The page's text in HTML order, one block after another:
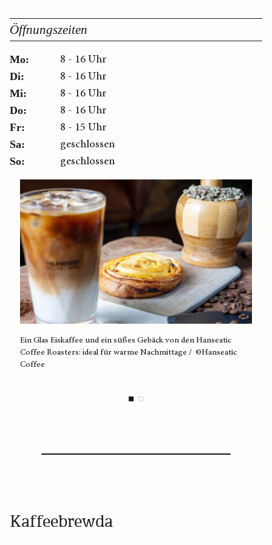
Öffnungszeiten
Mo: 8 - 16 Uhr
Di: 8 - 16 Uhr
Mi: 8 - 16 Uhr
Do: 8 - 16 Uhr
Fr: 8 - 15 Uhr
Sa: geschlossen
So: geschlossen
Ein Glas Eiskaffee und ein süßes Gebäck von den Hanseatic
Coffee Roasters: ideal für warme Nachmittage / ©Hanseatic
Coffee
Kaffeebrewda